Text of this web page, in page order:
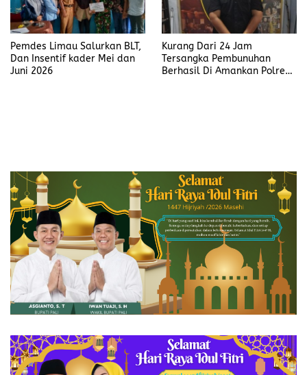
Pemdes Limau Salurkan BLT,
Dan Insentif kader Mei dan
Juni 2026
Kurang Dari 24 Jam
Tersangka Pembunuhan
Berhasil Di Amankan Polres